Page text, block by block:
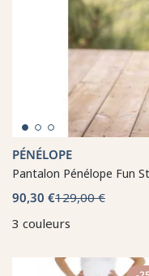
PÉNÉLOPE
Pantalon Pénélope Fun
90,30 €129,00 €
3 couleurs